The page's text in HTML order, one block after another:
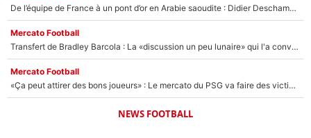
De l’équipe de France à un pont d’or en Arabie saoudite : Didier Deschamps a donné sa réponse !
Mercato Football
Transfert de Bradley Barcola : La «discussion un peu lunaire» qui l'a convaincu de quitter le PSG, son entourage est pointé du doigt
Mercato Football
«Ça peut attirer des bons joueurs» : Le mercato du PSG va faire des victimes dans l'effectif de Luis Enrique ?
NEWS FOOTBALL